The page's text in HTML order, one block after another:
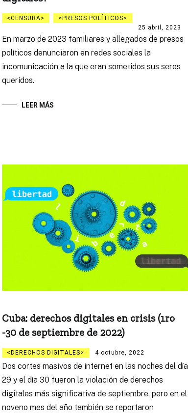
CENSURA
PRESOS POLÍTICOS
25 abril, 2023
En marzo de 2023 familiares y allegados de presos
políticos denunciaron en redes sociales la
incomunicación a la que eran sometidos sus seres
queridos.
LEER MÁS
Cuba: derechos digitales en crisis (1ro
-30 de septiembre de 2022)
DERECHOS DIGITALES 4 octubre, 2022
Dos cortes masivos de internet en las noches del día
29 y el día 30 fueron la violación de derechos
digitales más significativa de septiembre, pero en el
noveno mes del año también se reportaron